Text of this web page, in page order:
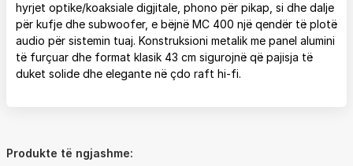
hyrjet optike/koaksiale digjitale, phono për pikap, si dhe dalje
për kufje dhe subwoofer, e bëjnë MC 400 një qendër të plotë
audio për sistemin tuaj. Konstruksioni metalik me panel alumini
të furçuar dhe format klasik 43 cm sigurojnë që pajisja të
duket solide dhe elegante në çdo raft hi-fi.
Produkte të ngjashme: